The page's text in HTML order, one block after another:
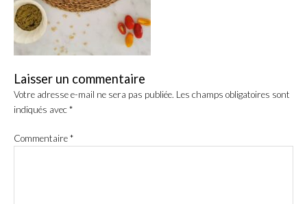
Laisser un commentaire
Votre adresse e-mail ne sera pas publiée. Les champs obligatoires sont
indiqués avec*
Commentaire*